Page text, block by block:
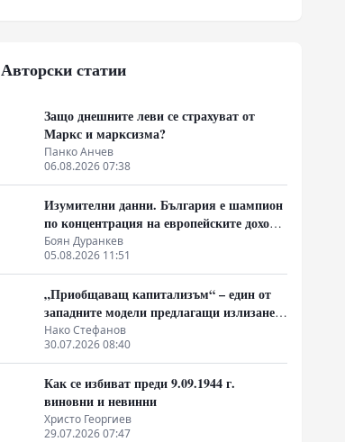
Авторски статии
Защо днешните леви се страхуват от
Маркс и марксизма?
Панко Анчев
06.08.2026 07:38
Изумителни данни. България е шампион
по концентрация на европейските доходи
в ръцете на най-богатия 1%, надминава
и САЩ
Боян Дуранкев
05.08.2026 11:51
„Приобщаващ капитализъм“ – един от
западните модели предлагащи излизане
от системата на неолиберализма
Нако Стефанов
30.07.2026 08:40
Как се избиват преди 9.09.1944 г.
виновни и невинни
Христо Георгиев
29.07.2026 07:47